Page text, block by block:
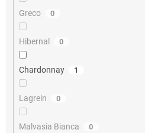
Greco 0
Hibernal 0
Chardonnay 1
Lagrein 0
Malvasia Bianca 0